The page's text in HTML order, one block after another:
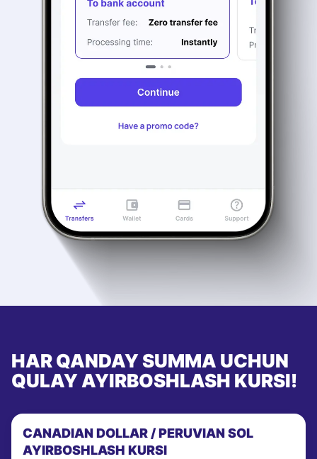
HAR QANDAY SUMMA UCHUN
QULAY AYIRBOSHLASH KURSI!
CANADIAN DOLLAR / PERUVIAN SOL
AYIRBOSHLASH KURSI